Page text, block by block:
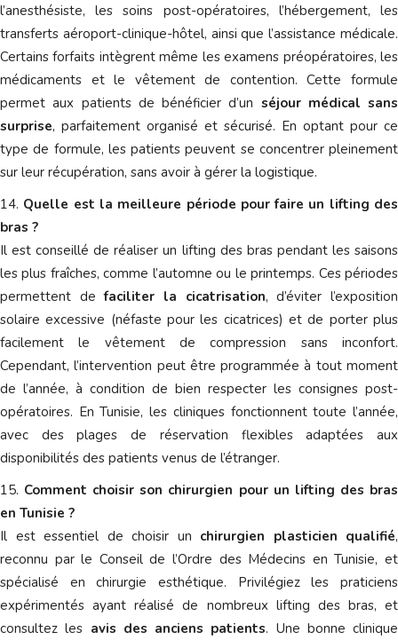
l’anesthésiste, les soins post-opératoires, l’hébergement, les
transferts aéroport-clinique-hôtel, ainsi que l’assistance médicale.
Certains forfaits intègrent même les examens préopératoires, les
médicaments et le vêtement de contention. Cette formule
permet aux patients de bénéficier d’un séjour médical sans
surprise, parfaitement organisé et sécurisé. En optant pour ce
type de formule, les patients peuvent se concentrer pleinement
sur leur récupération, sans avoir à gérer la logistique.
Quelle est la meilleure période pour faire un lifting des
bras ?
Il est conseillé de réaliser un lifting des bras pendant les saisons
les plus fraîches, comme l’automne ou le printemps. Ces périodes
permettent defaciliter la cicatrisation, d’éviter l’exposition
solaire excessive (néfaste pour les cicatrices) et de porter plus
facilement le vêtement de compression sans inconfort.
Cependant, l’intervention peut être programmée à tout moment
de l’année, à condition de bien respecter les consignes post-
opératoires. En Tunisie, les cliniques fonctionnent toute l’année,
avec des plages de réservation flexibles adaptées aux
disponibilités des patients venus de l’étranger.
Comment choisir son chirurgien pour un lifting des bras
en Tunisie ?
Il est essentiel de choisir un chirurgien plasticien qualifié,
reconnu par le Conseil de l’Ordre des Médecins en Tunisie, et
spécialisé en chirurgie esthétique. Privilégiez les praticiens
expérimentés ayant réalisé de nombreux lifting des bras, et
consultez les avis des anciens patients. Une bonne clinique